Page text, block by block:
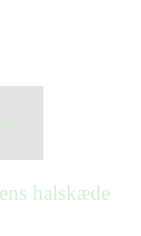
halskæde